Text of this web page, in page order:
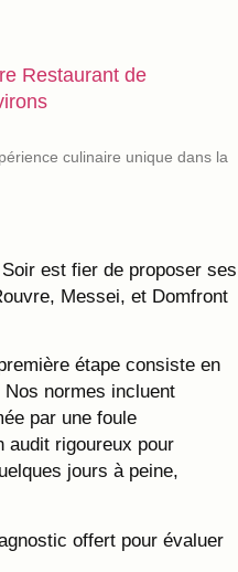
Restaurant de
culinaire unique dans la
est fier de proposer ses
Messei, et Domfront
étape consiste en
Nos normes incluent
par une foule
audit rigoureux pour
jours à peine,
offert pour évaluer